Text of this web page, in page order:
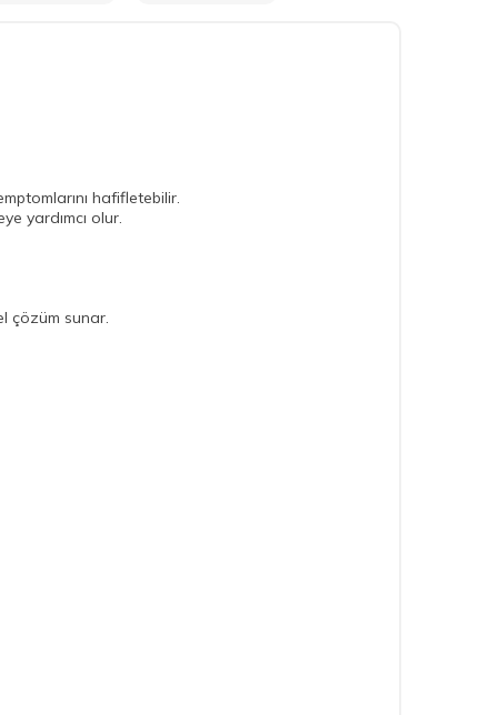
hafifletebilir.
yardımcı olur.
çözüm sunar.